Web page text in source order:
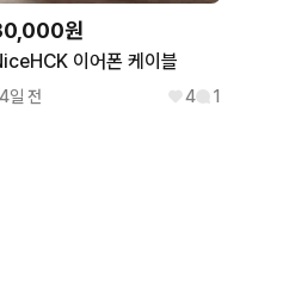
원
이어폰 케이블
일 전 4 1